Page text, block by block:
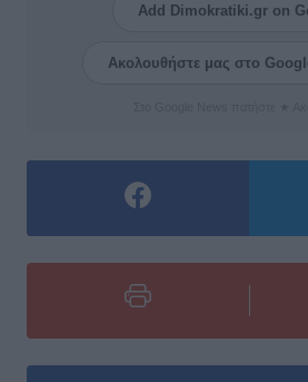
Add Dimokratiki.gr on
Ακολουθήστε μας στο